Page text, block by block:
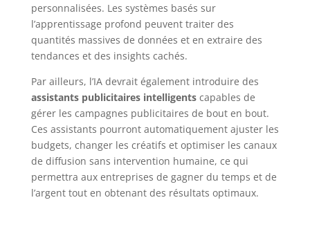
personnalisées. Les systèmes basés sur
l’apprentissage profond peuvent traiter des
quantités massives de données et en extraire des
tendances et des insights cachés.
Par ailleurs, l’IA devrait également introduire des
assistants publicitaires intelligentscapables de
gérer les campagnes publicitaires de bout en bout.
Ces assistants pourront automatiquement ajuster les
budgets, changer les créatifs et optimiser les canaux
de diffusion sans intervention humaine, ce qui
permettra aux entreprises de gagner du temps et de
l’argent tout en obtenant des résultats optimaux.